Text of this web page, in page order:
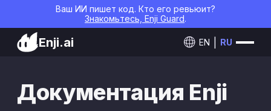
Ваш ИИ пишет код. Кто его ревьюит?
Знакомьтесь, Enji Guard.
Enji.ai EN RU
Документация Enji